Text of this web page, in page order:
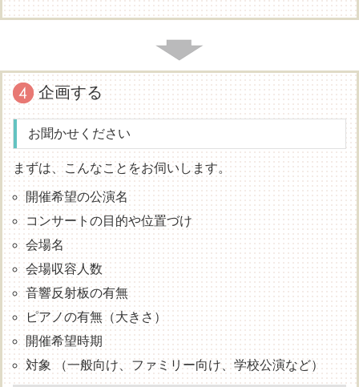
企画する
お聞かせください
まずは、こんなことをお伺いします。
開催希望の公演名
コンサートの目的や位置づけ
会場名
会場収容人数
音響反射板の有無
ピアノの有無（大きさ）
開催希望時期
対象 （一般向け、ファミリー向け、学校公演など）